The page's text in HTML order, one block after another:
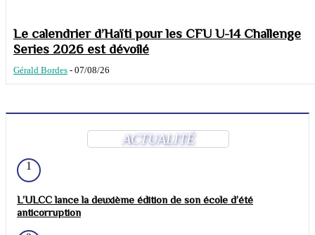
Le calendrier d’Haïti pour les CFU U-14 Challenge
Series 2026 est dévoilé
Gérald Bordes - 07/08/26
ACTUALITÉ
1
L’ULCC lance la deuxième édition de son école d’été
anticorruption